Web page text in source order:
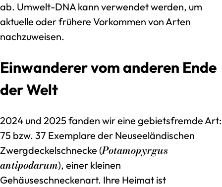
ab. Umwelt-DNA kann verwendet werden, um
aktuelle oder frühere Vorkommen von Arten
nachzuweisen.
Einwanderer vom anderen Ende
der Welt
2024 und 2025 fanden wir eine gebietsfremde Art:
75 bzw. 37 Exemplare der Neuseeländischen
Zwergdeckelschnecke (Potamopyrgus
antipodarum), einer kleinen
Gehäuseschneckenart. Ihre Heimat ist